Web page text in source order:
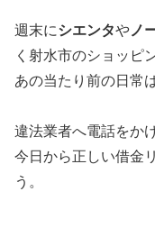
週末にシエンタや ノ
く射水市のショッピ
あの当たり前の日常
違法業者へ電話をか
今日から正しい借金
う。